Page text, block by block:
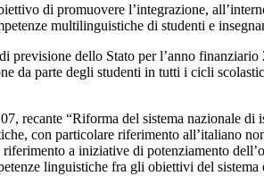
di promuovere l’integrazione,
multilinguistiche di studenti e
dello Stato per l’anno
parte degli studenti in tutti i cicli
recante “Riforma del sistema nazionale di
con particolare riferimento all’italiano
a iniziative di potenziamento
linguistiche fra gli obiettivi del